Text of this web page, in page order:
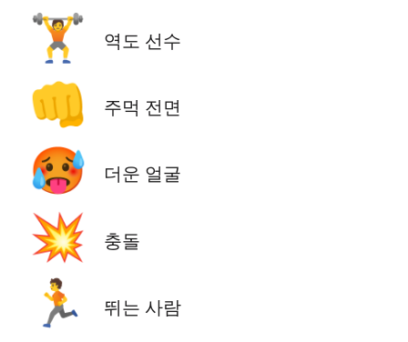
🏋️ 역도 선수
👊 주먹 전면
🥵 더운 얼굴
💥 충돌
🏃 뛰는 사람